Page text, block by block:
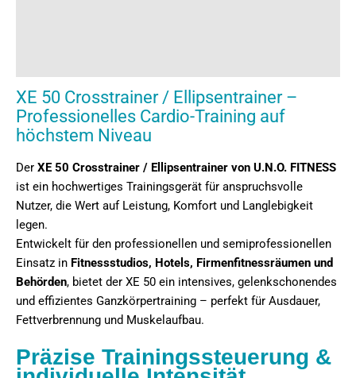
XE 50 Crosstrainer / Ellipsentrainer –
Professionelles Cardio-Training auf
höchstem Niveau
Der XE 50 Crosstrainer / Ellipsentrainer von U.N.O. FITNESS
ist ein hochwertiges Trainingsgerät für anspruchsvolle
Nutzer, die Wert auf Leistung, Komfort und Langlebigkeit
legen.
Entwickelt für den professionellen und semiprofessionellen
Einsatz in Fitnessstudios, Hotels, Firmenfitnessräumen und
Behörden, bietet der XE 50 ein intensives, gelenkschonendes
und effizientes Ganzkörpertraining – perfekt für Ausdauer,
Fettverbrennung und Muskelaufbau.
Präzise Trainingssteuerung &